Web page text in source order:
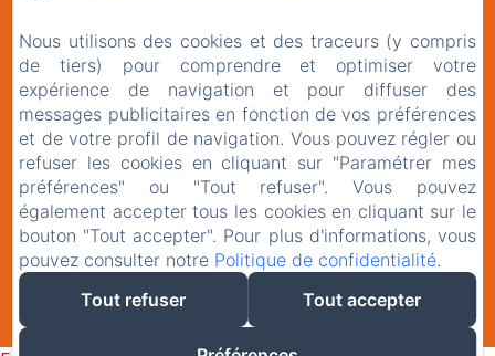
INFORMATIONS SUR LES
COOKIES
EN FR
CRÉÉ PAR AMENITIZ
CONDITIONS GÉNÉRALES DE VENTE
Nous utilisons des cookies et des traceurs (y compris
de tiers) pour comprendre et optimiser votre
expérience de navigation et pour diffuser des
messages publicitaires en fonction de vos préférences
et de votre profil de navigation. Vous pouvez régler ou
refuser les cookies en cliquant sur "Paramétrer mes
préférences" ou "Tout refuser". Vous pouvez
également accepter tous les cookies en cliquant sur le
bouton "Tout accepter". Pour plus d'informations, vous
pouvez consulter notre Politique de confidentialité.
Tout refuser
Tout accepter